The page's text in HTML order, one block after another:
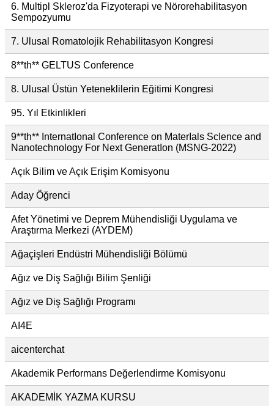
6. Multipl Skleroz'da Fizyoterapi ve Nörorehabilitasyon
Sempozyumu
7. Ulusal Romatolojik Rehabilitasyon Kongresi
8**th** GELTUS Conference
8. Ulusal Üstün Yeteneklilerin Eğitimi Kongresi
95. Yıl Etkinlikleri
9**th** InternatIonal Conference on MaterIals ScIence and
Nanotechnology For Next GeneratIon (MSNG-2022)
Açık Bilim ve Açık Erişim Komisyonu
Aday Öğrenci
Afet Yönetimi ve Deprem Mühendisliği Uygulama ve
Araştırma Merkezi (AYDEM)
Ağaçişleri Endüstri Mühendisliği Bölümü
Ağız ve Diş Sağlığı Bilim Şenliği
Ağız ve Diş Sağlığı Programı
AI4E
aicenterchat
Akademik Performans Değerlendirme Komisyonu
AKADEMİK YAZMA KURSU